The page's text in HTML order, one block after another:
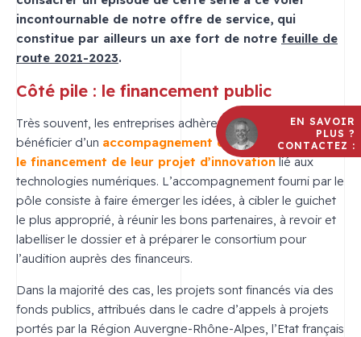
incontournable de notre offre de service, qui
constitue par ailleurs un axe fort de notre feuille de
route 2021-2023.
Côté pile : le financement public
Très souvent, les entreprises adhèrent à Minalogic afin de
bénéficier d’un accompagnement dans le montage et
le financement de leur projet d’innovationlié aux
technologies numériques. L’accompagnement fourni par le
pôle consiste à faire émerger les idées, à cibler le guichet
le plus approprié, à réunir les bons partenaires, à revoir et
labelliser le dossier et à préparer le consortium pour
l’audition auprès des financeurs.
Dans la majorité des cas, les projets sont financés via des
fonds publics, attribués dans le cadre d’appels à projets
portés par la Région Auvergne-Rhône-Alpes, l’Etat français
EN SAVOIR
PLUS ?
CONTACTEZ :